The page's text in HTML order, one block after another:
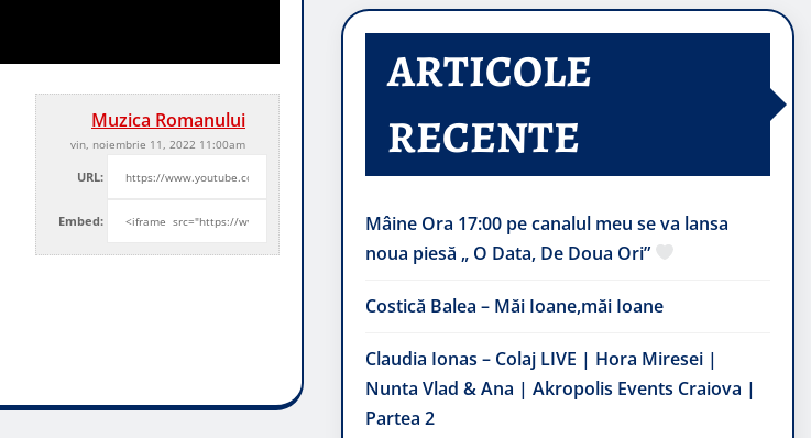
Muzica Romanului
vin, noiembrie 11, 2022 11:00am
URL:
Embed:
ARTICOLE
RECENTE
Mâine Ora 17:00 pe canalul meu se va lansa
noua piesă „ O Data, De Doua Ori”
Costică Balea – Măi Ioane,măi Ioane
Claudia Ionas – Colaj LIVE | Hora Miresei |
Nunta Vlad & Ana | Akropolis Events Craiova |
Partea 2